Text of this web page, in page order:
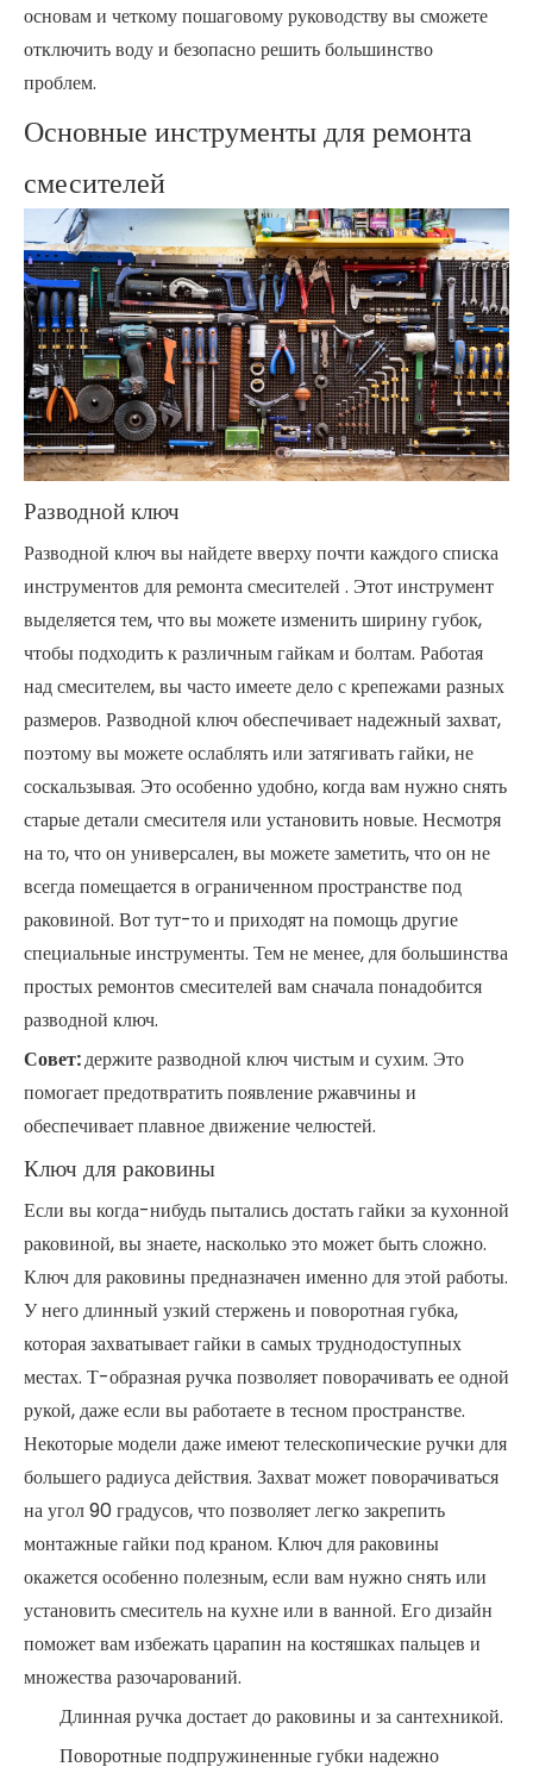
основам и четкому пошаговому руководству вы сможете
отключить воду и безопасно решить большинство
проблем.
Основные инструменты для ремонта
смесителей
Разводной ключ
Разводной ключ вы найдете вверху почти каждого списка
инструментов для ремонта смесителей . Этот инструмент
выделяется тем, что вы можете изменить ширину губок,
чтобы подходить к различным гайкам и болтам. Работая
над смесителем, вы часто имеете дело с крепежами разных
размеров. Разводной ключ обеспечивает надежный захват,
поэтому вы можете ослаблять или затягивать гайки, не
соскальзывая. Это особенно удобно, когда вам нужно снять
старые детали смесителя или установить новые. Несмотря
на то, что он универсален, вы можете заметить, что он не
всегда помещается в ограниченном пространстве под
раковиной. Вот тут-то и приходят на помощь другие
специальные инструменты. Тем не менее, для большинства
простых ремонтов смесителей вам сначала понадобится
разводной ключ.
Совет:держите разводной ключ чистым и сухим. Это
помогает предотвратить появление ржавчины и
обеспечивает плавное движение челюстей.
Ключ для раковины
Если вы когда-нибудь пытались достать гайки за кухонной
раковиной, вы знаете, насколько это может быть сложно.
Ключ для раковины предназначен именно для этой работы.
У него длинный узкий стержень и поворотная губка,
которая захватывает гайки в самых труднодоступных
местах. Т-образная ручка позволяет поворачивать ее одной
рукой, даже если вы работаете в тесном пространстве.
Некоторые модели даже имеют телескопические ручки для
большего радиуса действия. Захват может поворачиваться
на угол 90 градусов, что позволяет легко закрепить
монтажные гайки под краном. Ключ для раковины
окажется особенно полезным, если вам нужно снять или
установить смеситель на кухне или в ванной. Его дизайн
поможет вам избежать царапин на костяшках пальцев и
множества разочарований.
Длинная ручка достает до раковины и за сантехникой.
Поворотные подпружиненные губки надежно